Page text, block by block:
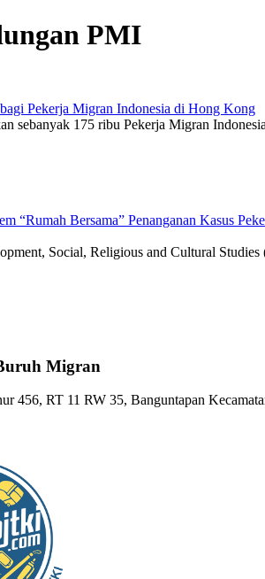
PMI
Pekerja Migran Indonesia di Hong Kong
sebanyak 175 ribu Pekerja Migran
“Rumah Bersama” Penanganan Kasus
Social, Religious and Cultural
Migran
456, RT 11 RW 35, Banguntapan